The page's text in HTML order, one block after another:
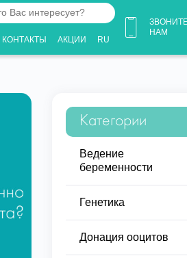
КОНТАКТЫ АКЦИИ RU
НАМ
Категории
Ведение
беременности
Генетика
Донация ооцитов